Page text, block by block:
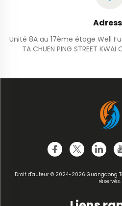
Unité 8A au 17ème étage Well
TA CHUEN PING STREET KWAI
Droit d'auteur © 2024-2026 Guangdong
réservés.